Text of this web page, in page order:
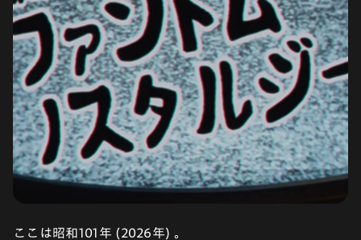
ここは昭和101年 (2026年) 。